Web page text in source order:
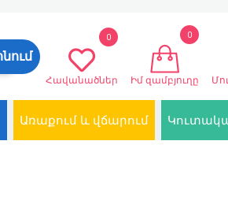
0
Հավանածներ
0
Իմ զամբյուղը
Առաքում և վճարում